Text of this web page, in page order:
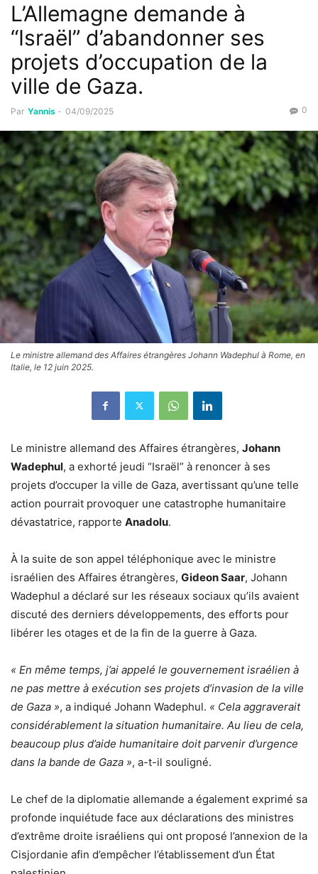
L’Allemagne demande à
“Israël” d’abandonner ses
projets d’occupation de la
ville de Gaza.
Par Yannis - 04/09/2025 0
Le ministre allemand des Affaires étrangères Johann Wadephul à Rome, en
Italie, le 12 juin 2025.
Le ministre allemand des Affaires étrangères, Johann
Wadephul, a exhorté jeudi “Israël” à renoncer à ses
projets d’occuper la ville de Gaza, avertissant qu’une telle
action pourrait provoquer une catastrophe humanitaire
dévastatrice, rapporte Anadolu.
À la suite de son appel téléphonique avec le ministre
israélien des Affaires étrangères, Gideon Saar, Johann
Wadephul a déclaré sur les réseaux sociaux qu’ils avaient
discuté des derniers développements, des efforts pour
libérer les otages et de la fin de la guerre à Gaza.
« En même temps, j’ai appelé le gouvernement israélien à
ne pas mettre à exécution ses projets d’invasion de la ville
de Gaza », a indiqué Johann Wadephul. « Cela aggraverait
considérablement la situation humanitaire. Au lieu de cela,
beaucoup plus d’aide humanitaire doit parvenir d’urgence
dans la bande de Gaza », a-t-il souligné.
Le chef de la diplomatie allemande a également exprimé sa
profonde inquiétude face aux déclarations des ministres
d’extrême droite israéliens qui ont proposé l’annexion de la
Cisjordanie afin d’empêcher l’établissement d’un État